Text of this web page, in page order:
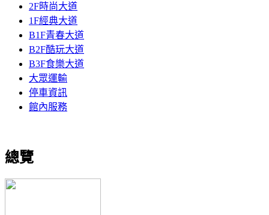
2F時尚大道
1F經典大道
B1F青春大道
B2F酷玩大道
B3F食樂大道
大眾運輸
停車資訊
館內服務
總覽